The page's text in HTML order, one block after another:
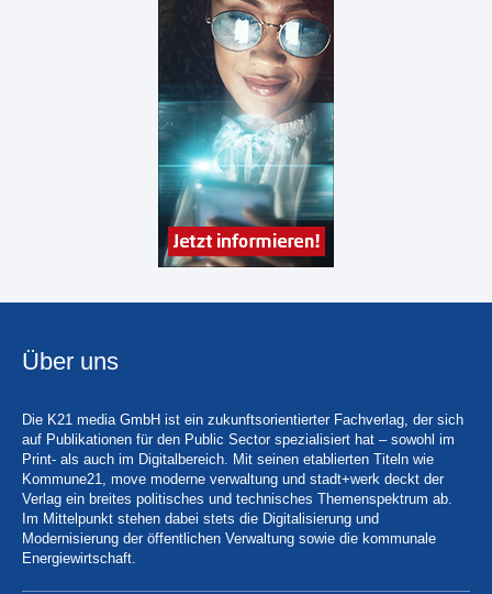
Über uns
Die K21 media GmbH ist ein zukunftsorientierter Fachverlag, der sich
auf Publikationen für den Public Sector spezialisiert hat – sowohl im
Print- als auch im Digitalbereich. Mit seinen etablierten Titeln wie
Kommune21, move moderne verwaltung und stadt+werk deckt der
Verlag ein breites politisches und technisches Themenspektrum ab.
Im Mittelpunkt stehen dabei stets die Digitalisierung und
Modernisierung der öffentlichen Verwaltung sowie die kommunale
Energiewirtschaft.